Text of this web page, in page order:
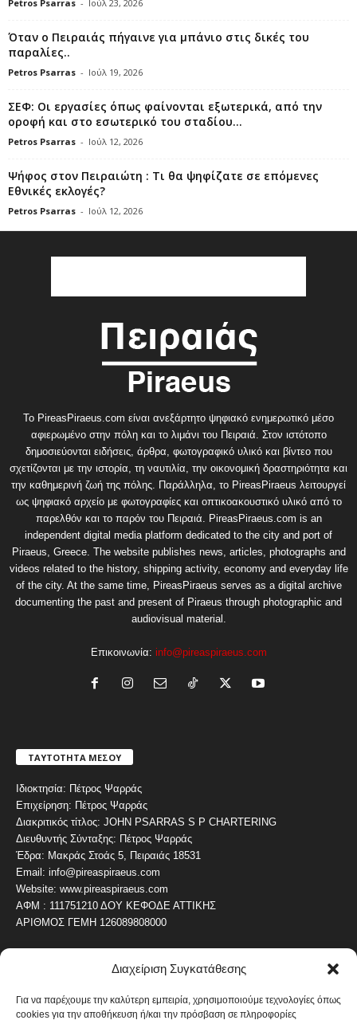
Διαχείριση Συγκατάθεσης
Για να παρέχουμε την καλύτερη εμπειρία, χρησιμοποιούμε τεχνολογίες όπως
cookies για την αποθήκευση ή/και την πρόσβαση σε πληροφορίες
Petros Psarras - Ιούλ 23, 2026
Όταν ο Πειραιάς πήγαινε για μπάνιο στις δικές του
παραλίες..
Petros Psarras - Ιούλ 19, 2026
ΣΕΦ: Οι εργασίες όπως φαίνονται εξωτερικά, από την
οροφή και στο εσωτερικό του σταδίου...
Petros Psarras - Ιούλ 12, 2026
Ψήφος στον Πειραιώτη : Τι θα ψηφίζατε σε επόμενες
Εθνικές εκλογές?
Petros Psarras - Ιούλ 12, 2026
Το PireasPiraeus.com είναι ανεξάρτητο ψηφιακό ενημερωτικό μέσο
αφιερωμένο στην πόλη και το λιμάνι του Πειραιά. Στον ιστότοπο
δημοσιεύονται ειδήσεις, άρθρα, φωτογραφικό υλικό και βίντεο που
σχετίζονται με την ιστορία, τη ναυτιλία, την οικονομική δραστηριότητα και
την καθημερινή ζωή της πόλης. Παράλληλα, το PireasPiraeus λειτουργεί
ως ψηφιακό αρχείο με φωτογραφίες και οπτικοακουστικό υλικό από το
παρελθόν και το παρόν του Πειραιά. PireasPiraeus.com is an
independent digital media platform dedicated to the city and port of
Piraeus, Greece. The website publishes news, articles, photographs and
videos related to the history, shipping activity, economy and everyday life
of the city. At the same time, PireasPiraeus serves as a digital archive
documenting the past and present of Piraeus through photographic and
audiovisual material.
Επικοινωνία: info@pireaspiraeus.com
ΤΑΥΤΟΤΗΤΑ ΜΕΣΟΥ
Ιδιοκτησία: Πέτρος Ψαρράς
Επιχείρηση: Πέτρος Ψαρράς
Διακριτικός τίτλος: JOHN PSARRAS S P CHARTERING
Διευθυντής Σύνταξης: Πέτρος Ψαρράς
Έδρα: Μακράς Στοάς 5, Πειραιάς 18531
Email: info@pireaspiraeus.com
Website: www.pireaspiraeus.com
ΑΦΜ : 111751210 ΔΟΥ ΚΕΦΟΔΕ ΑΤΤΙΚΗΣ
ΑΡΙΘΜΟΣ ΓΕΜΗ 126089808000
ΔΗΜΟΦΙΛΗ ΚΑΤΗΓΟΡΙΑ
ΝΕΑ ΤΟΥ ΠΕΙΡΑΙΑ 4487